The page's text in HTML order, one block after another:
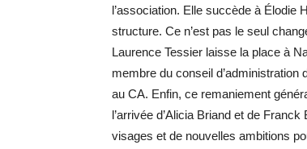
l’association. Elle succède à Élodie
structure. Ce n’est pas le seul
Laurence Tessier laisse la place à
membre du conseil d’administration
au CA. Enfin, ce remaniement
l’arrivée d’Alicia Briand et de
visages et de nouvelles ambitions